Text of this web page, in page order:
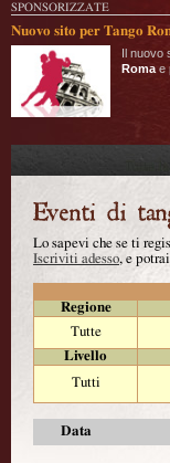
SPONSORIZZATE
Nuovo sito per Tango
Il nuovo
Roma e
Lo sapevi che se ti
Iscriviti adesso, e
Regione
Tutte
Livello
Tutti
Data